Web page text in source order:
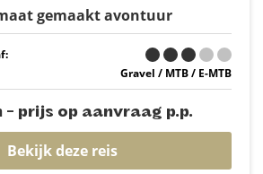
gemaakt avontuur
Gravel / MTB / E-MTB
- prijs op aanvraag p.p.
Bekijk deze reis